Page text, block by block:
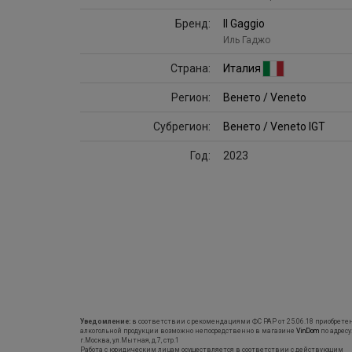
Бренд: Il Gaggio
Иль Гаджо
Страна: Италия
Регион: Венето / Veneto
Субрегион: Венето / Veneto IGT
Год: 2023
Уведомление: в соответствии с рекомендациями ФС РАР от 25.06.18
алкогольной продукции возможно непосредственно в магазине VinDom по адресу:
г.Москва, ул.Мытная, д.7, стр.1
Работа с юридическим лицам осуществляется в соответствии с действующим